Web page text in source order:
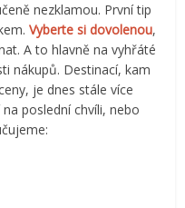
nezklamou. První tip
Vyberte si dovolenou,
A to hlavně na vyhřáté
nákupů. Destinací, kam
je dnes stále více
poslední chvíli, nebo